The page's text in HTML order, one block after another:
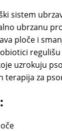
sistem
ubrzanu
ploče i
uzrokuju
terapija za